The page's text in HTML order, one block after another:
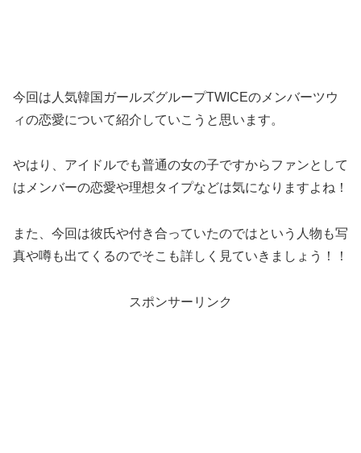
今回は人気韓国ガールズグループTWICEのメンバーツウ
ィの恋愛について紹介していこうと思います。
やはり、アイドルでも普通の女の子ですからファンとして
はメンバーの恋愛や理想タイプなどは気になりますよね！
また、今回は彼氏や付き合っていたのではという人物も写
真や噂も出てくるのでそこも詳しく見ていきましょう！！
スポンサーリンク